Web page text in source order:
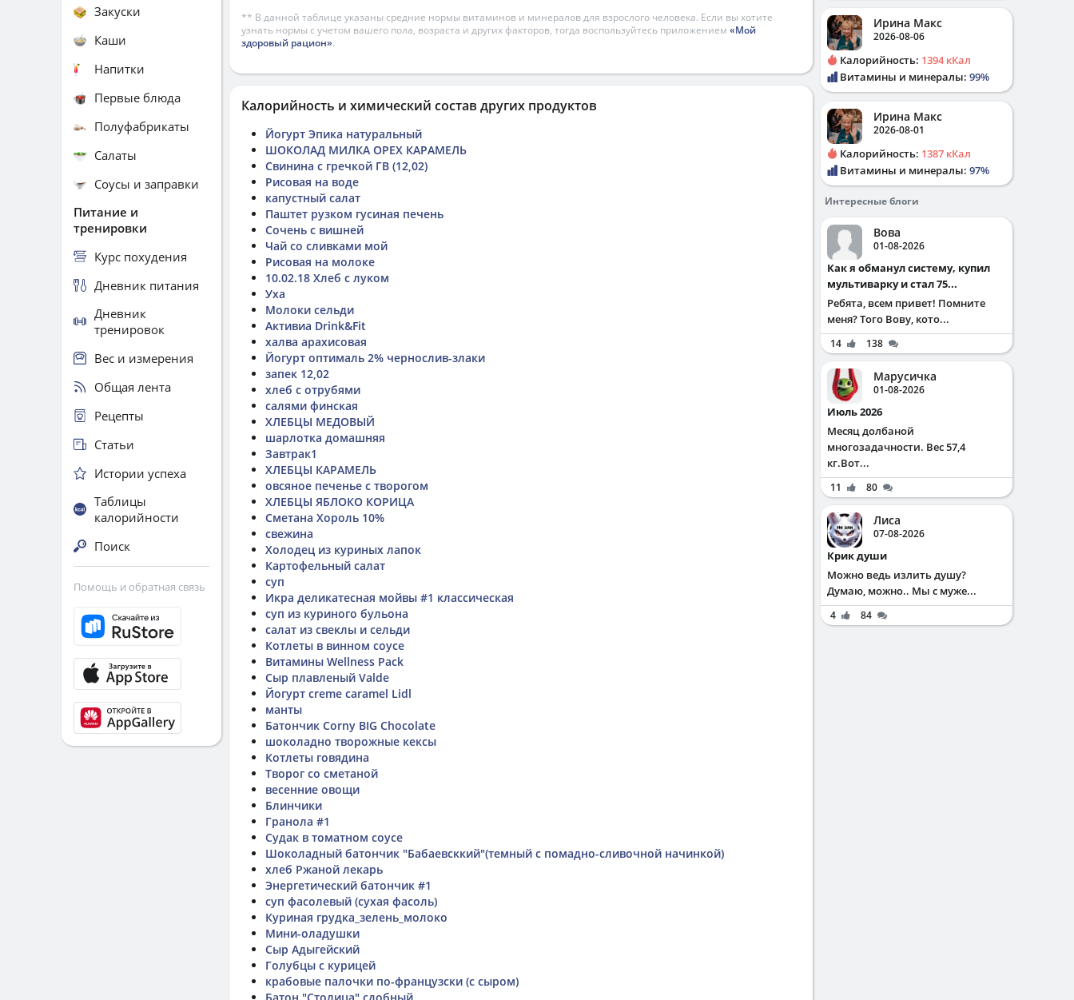
** В данной таблице указаны средние нормы витаминов и минералов для взрослого человека. Если вы хотите
узнать нормы с учетом вашего пола, возраста и других факторов, тогда воспользуйтесь приложением «Мой
здоровый рацион».
Калорийность и химический состав других продуктов
Йогурт Эпика натуральный
ШОКОЛАД МИЛКА ОРЕХ КАРАМЕЛЬ
Свинина с гречкой ГВ (12,02)
Рисовая на воде
капустный салат
Паштет рузком гусиная печень
Сочень с вишней
Чай со сливками мой
Рисовая на молоке
10.02.18 Хлеб с луком
Уха
Молоки сельди
Активиа Drink&Fit
халва арахисовая
Йогурт оптималь 2% чернослив-злаки
запек 12,02
хлеб с отрубями
салями финская
ХЛЕБЦЫ МЕДОВЫЙ
шарлотка домашняя
Завтрак1
ХЛЕБЦЫ КАРАМЕЛЬ
овсяное печенье с творогом
ХЛЕБЦЫ ЯБЛОКО КОРИЦА
Сметана Хороль 10%
свежина
Холодец из куриных лапок
Картофельный салат
суп
Икра деликатесная мойвы #1 классическая
суп из куриного бульона
салат из свеклы и сельди
Котлеты в винном соусе
Витамины Wellness Pack
Сыр плавленый Valde
Йогурт creme caramel Lidl
манты
Батончик Corny BIG Chocolate
шоколадно творожные кексы
Котлеты говядина
Творог со сметаной
весенние овощи
Блинчики
Гранола #1
Судак в томатном соусе
Шоколадный батончик "Бабаевсккий"(темный с помадно-сливочной начинкой)
хлеб Ржаной лекарь
Энергетический батончик #1
суп фасолевый (сухая фасоль)
Куриная грудка_зелень_молоко
Мини-оладушки
Сыр Адыгейский
Голубцы с курицей
крабовые палочки по-французски (с сыром)
Закуски
Каши
Напитки
Первые блюда
Полуфабрикаты
Салаты
Соусы и заправки
Питание и
тренировки
Курс похудения
Дневник питания
Дневник
тренировок
Вес и измерения
Общая лента
Рецепты
Статьи
Истории успеха
Таблицы
калорийности
Поиск
Помощь и обратная связь
Ирина Макс
2026-08-06
Калорийность: 1394 кКал
Витамины и минералы: 99%
Ирина Макс
2026-08-01
Калорийность: 1387 кКал
Витамины и минералы: 97%
Интересные блоги
Вова
01-08-2026
Как я обманул систему, купил
мультиварку и стал 75...
Ребята, всем привет! Помните
меня? Того Вову, кото...
14 138
Марусичка
01-08-2026
Июль 2026
Месяц долбаной
многозадачности. Вес 57,4
кг.Вот...
11 80
Лиса
07-08-2026
Крик души
Можно ведь излить душу?
Думаю, можно.. Мы с муже...
4 84